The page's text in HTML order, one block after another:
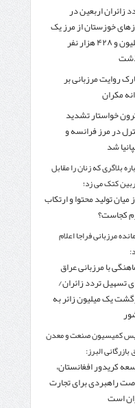
زائران اربعین در
خوزستان از مرز یک
میلیون و ۴۲۸ هزار نفر
روایت مرزبانی بر
مکران
خواستار تشدید
در مرز فرانسه و
شد
بلاگری که زنان را مقابل
کتک می زد؛
میان تولید محتوا و ارتکاب
کجاست؟
مرزبانی فراجا اعلام
با مرزبانی عراق
تسهیل تردد زائران/
یک میلیون زائر به
کمیسیون صنعت و معدن
بازرگانی البرز:
کریدور افغانستان،
راهبردی برای تجارت
است